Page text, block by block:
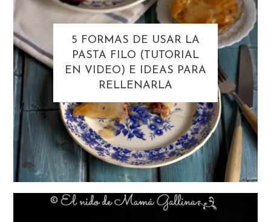
5 FORMAS DE USAR LA
PASTA FILO (TUTORIAL
EN VIDEO) E IDEAS PARA
RELLENARLA